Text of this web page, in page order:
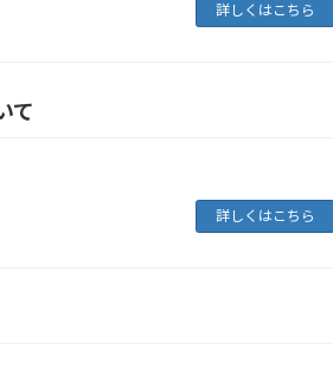
詳しくはこちら
て
詳しくはこちら